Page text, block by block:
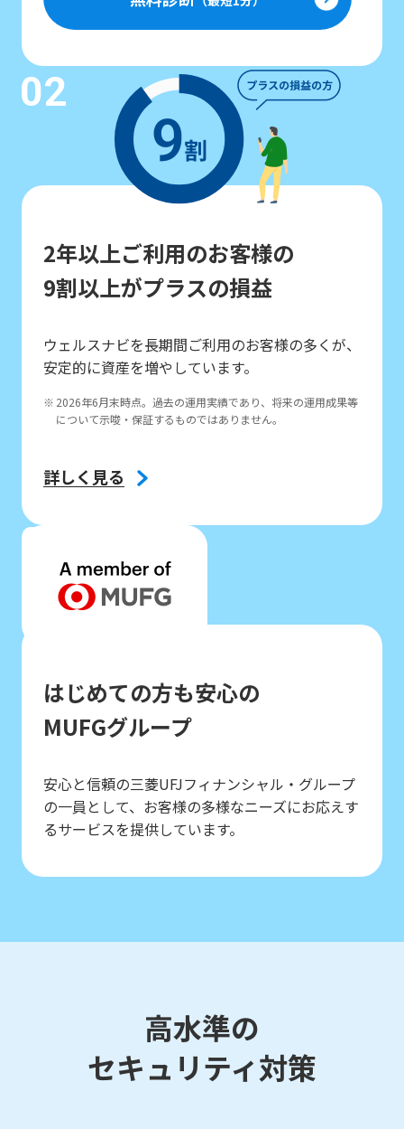
02
2年以上ご利用のお客様の
9割以上がプラスの損益
ウェルスナビを長期間ご利用のお客様の多くが、
安定的に資産を増やしています。
2026年6月末時点。過去の運用実績であり、将来の運用成果等
について示唆・保証するものではありません。
詳しく見る
03
はじめての方も安心の
MUFGグループ
安心と信頼の三菱UFJフィナンシャル・グループ
の一員として、お客様の多様なニーズにお応えす
るサービスを提供しています。
高水準の
セキュリティ対策